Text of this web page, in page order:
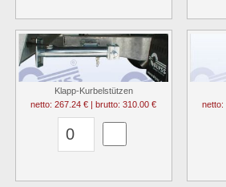
Klapp-Kurbelstützen
netto: 267.24 € | brutto: 310.00 €
netto: